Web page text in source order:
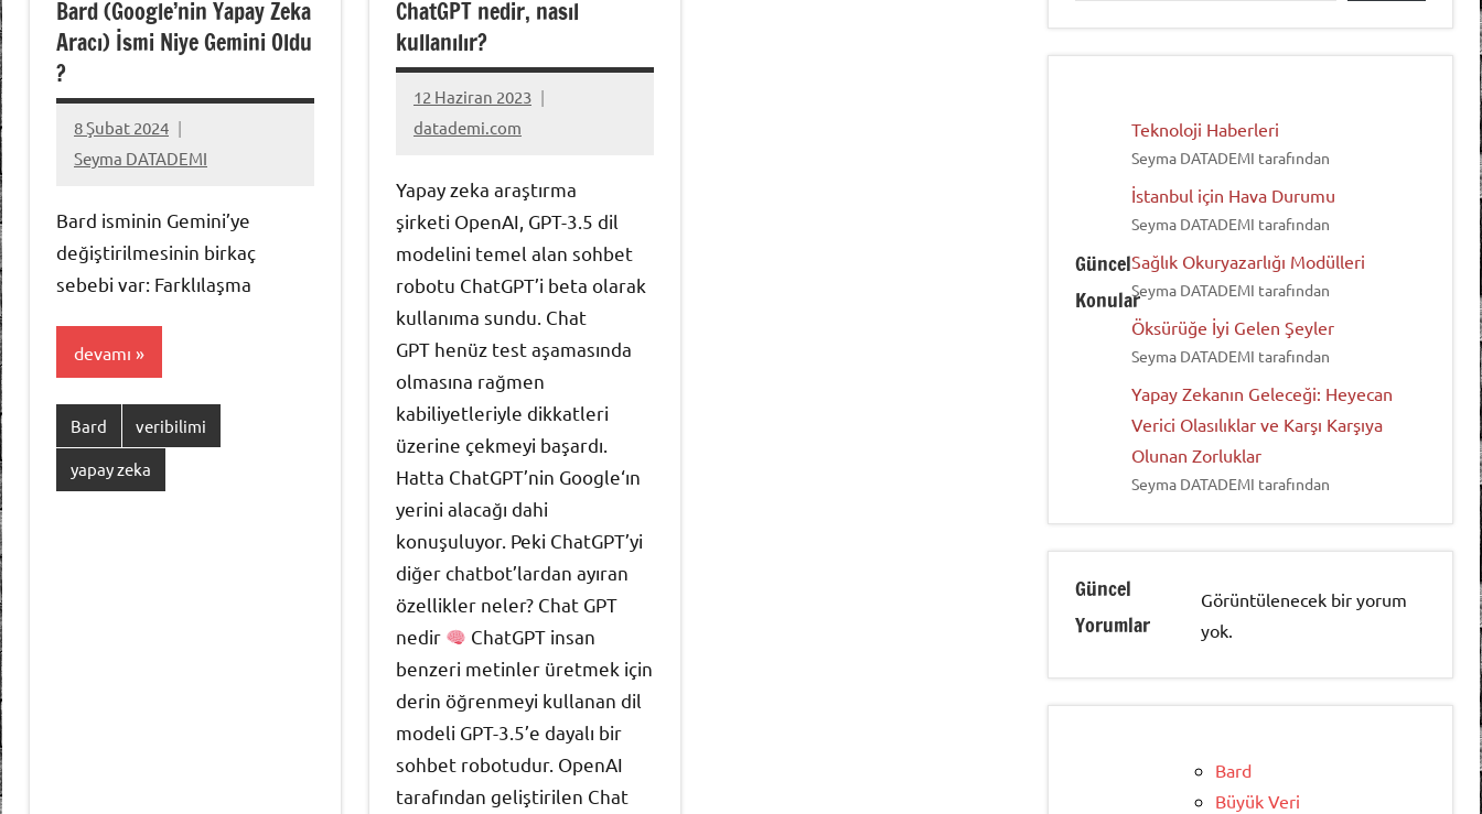
Bard (Google’nin Yapay Zeka
Aracı) İsmi Niye Gemini Oldu
?
8 Şubat 2024
Seyma DATADEMI
Yorum
Bard isminin Gemini’ye
değiştirilmesinin birkaç
sebebi var: Farklılaşma
devamı
Bard veribilimi
yapay zeka
ChatGPT nedir, nasıl
kullanılır?
12 Haziran 2023
datademi.com
Yorum
Yapay zeka araştırma
şirketi OpenAI, GPT-3.5 dil
modelini temel alan sohbet
robotu ChatGPT’i beta olarak
kullanıma sundu. Chat
GPT henüz test aşamasında
olmasına rağmen
kabiliyetleriyle dikkatleri
üzerine çekmeyi başardı.
Hatta ChatGPT’nin Google‘ın
yerini alacağı dahi
konuşuluyor. Peki ChatGPT’yi
diğer chatbot’lardan ayıran
özellikler neler? Chat GPT
nedir
ChatGPT insan
benzeri metinler üretmek için
derin öğrenmeyi kullanan dil
modeli GPT-3.5’e dayalı bir
sohbet robotudur. OpenAI
tarafından geliştirilen Chat
Güncel
Konular
Teknoloji Haberleri
Seyma DATADEMI tarafından
İstanbul için Hava Durumu
Seyma DATADEMI tarafından
Sağlık Okuryazarlığı Modülleri
Seyma DATADEMI tarafından
Öksürüğe İyi Gelen Şeyler
Seyma DATADEMI tarafından
Yapay Zekanın Geleceği: Heyecan
Verici Olasılıklar ve Karşı Karşıya
Olunan Zorluklar
Seyma DATADEMI tarafından
Güncel
Yorumlar
Görüntülenecek bir yorum
yok.
Bard
Büyük Veri